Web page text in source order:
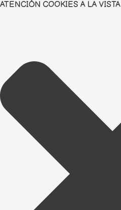
ATENCIÓN COOKIES A LA VISTA